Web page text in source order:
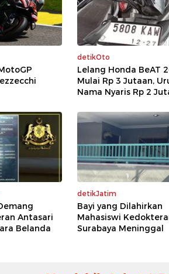
detikOto
Lelang Honda BeAT
Mulai Rp 3 Jutaan,
Nama Nyaris Rp 2
Antasari
Belanda
detikJatim
Bayi yang Dilahirkan
Mahasiswi
Surabaya Meninggal